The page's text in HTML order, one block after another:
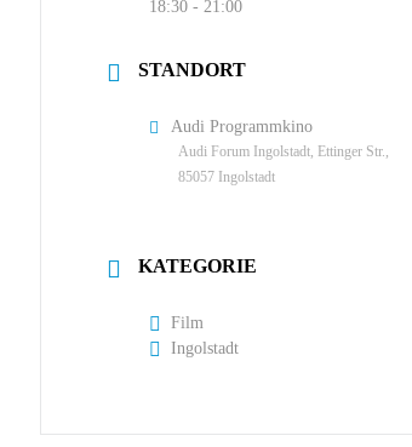
18:30 - 21:00
STANDORT
Audi Programmkino
Audi Forum Ingolstadt, Ettinger Str.,
85057 Ingolstadt
KATEGORIE
Film
Ingolstadt